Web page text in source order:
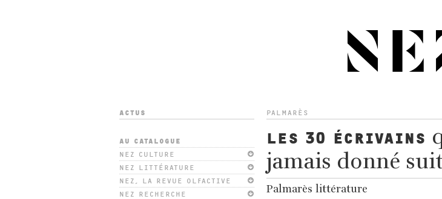
ACTUS
AU CATALOGUE
NEZ CULTURE
NEZ LITTÉRATURE
NEZ, LA REVUE OLFACTIVE
NEZ RECHERCHE
PALMARÈS
LES 30 ÉCRIVAINS
jamais donné
Palmarès littérature